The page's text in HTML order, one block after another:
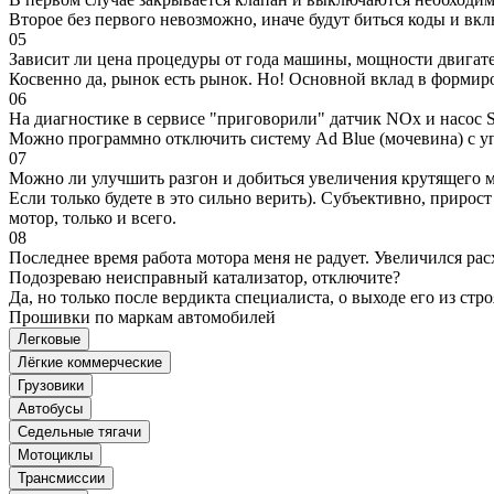
Второе без первого невозможно, иначе будут биться коды и
05
Зависит ли цена процедуры от года машины, мощности
Косвенно да, рынок есть рынок. Но! Основной вклад в
06
На диагностике в сервисе "приговорили" датчик NOx и насос
Можно программно отключить систему Ad Blue (мочевина) с
07
Можно ли улучшить разгон и добиться увеличения крутящего
Если только будете в это сильно верить). Субъективно,
мотор, только и всего.
08
Последнее время работа мотора меня не радует. Увеличился
Подозреваю неисправный катализатор, отключите?
Да, но только после вердикта специалиста, о выходе его из
Прошивки по маркам автомобилей
Легковые
Лёгкие коммерческие
Грузовики
Автобусы
Седельные тягачи
Мотоциклы
Трансмиссии